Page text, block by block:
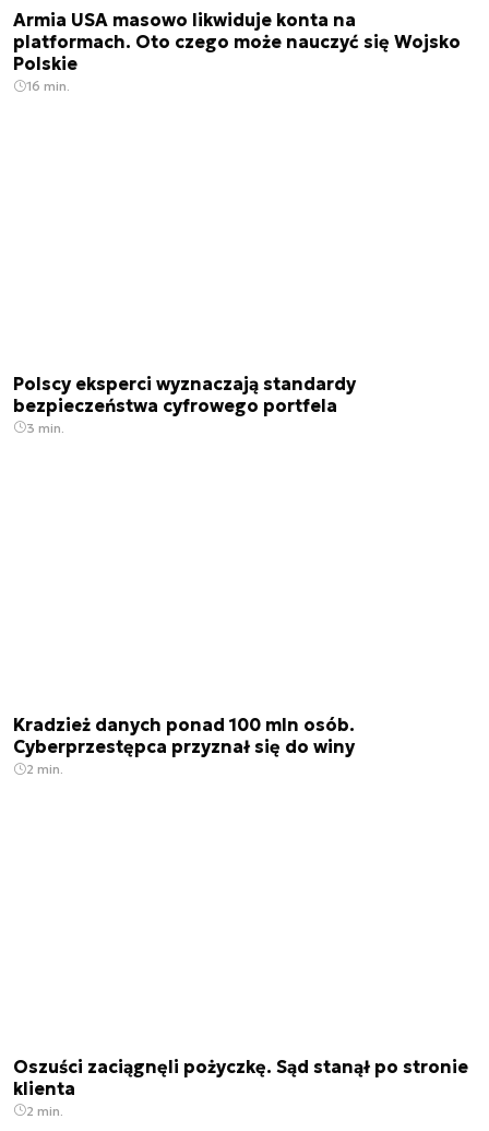
Armia USA masowo likwiduje konta na
platformach. Oto czego może nauczyć się Wojsko
Polskie
16 min.
Polscy eksperci wyznaczają standardy
bezpieczeństwa cyfrowego portfela
3 min.
Kradzież danych ponad 100 mln osób.
Cyberprzestępca przyznał się do winy
2 min.
Oszuści zaciągnęli pożyczkę. Sąd stanął po stronie
klienta
2 min.